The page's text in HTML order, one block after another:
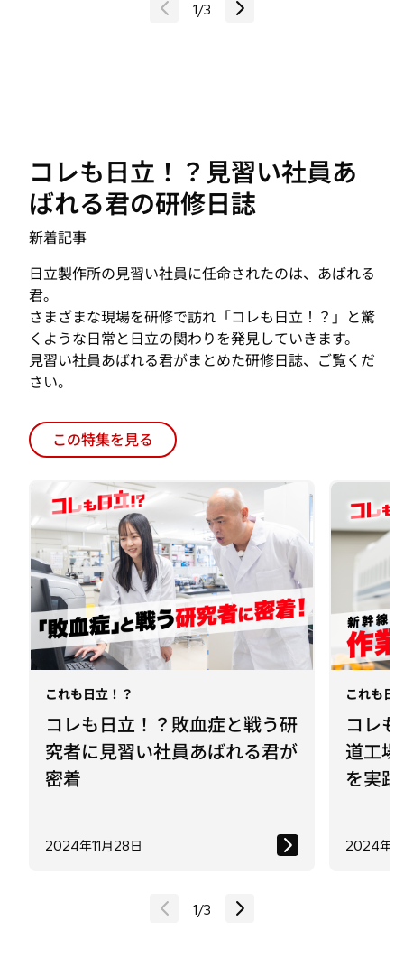
新着記事
日立製作所の見習い社員に任命されたのは、あばれる
君。
くような日常と日立の関わりを発見していきます。
見習い社員あばれる君がまとめた研修日誌、ご覧くだ
さい。
この特集を見る
これも日立！？
コレも日立！？敗血症と戦う研
究者に見習い社員あばれる君が
密着
2024年11月28日
これも日
コレ
道工
を実践
2024年